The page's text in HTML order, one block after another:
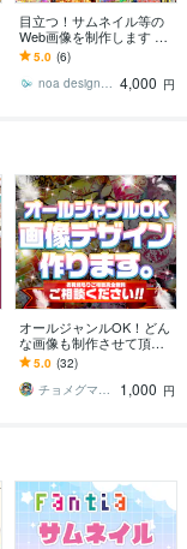
目立つ！サムネイル等の
Web画像を制作します 高
品質で安心。リーズナブ
ルな価格でご提供いたし
ます。
5.0 (6)
noa design studio 4,000 円
オールジャンルOK！どん
な画像も制作させて頂き
ます 画像関連の事はお気
軽にご相談下さい！
5.0 (32)
チョメグマ_デザイン
1,000 円